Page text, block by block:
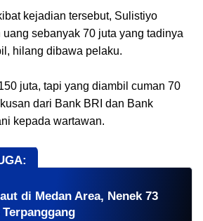
kejadian tersebut, Sulistiyo
sebanyak 70 juta yang tadinya
hilang dibawa pelaku.
juta, tapi yang diambil cuman 70
dari Bank BRI dan Bank
kepada wartawan.
di Medan Area, Nenek 73